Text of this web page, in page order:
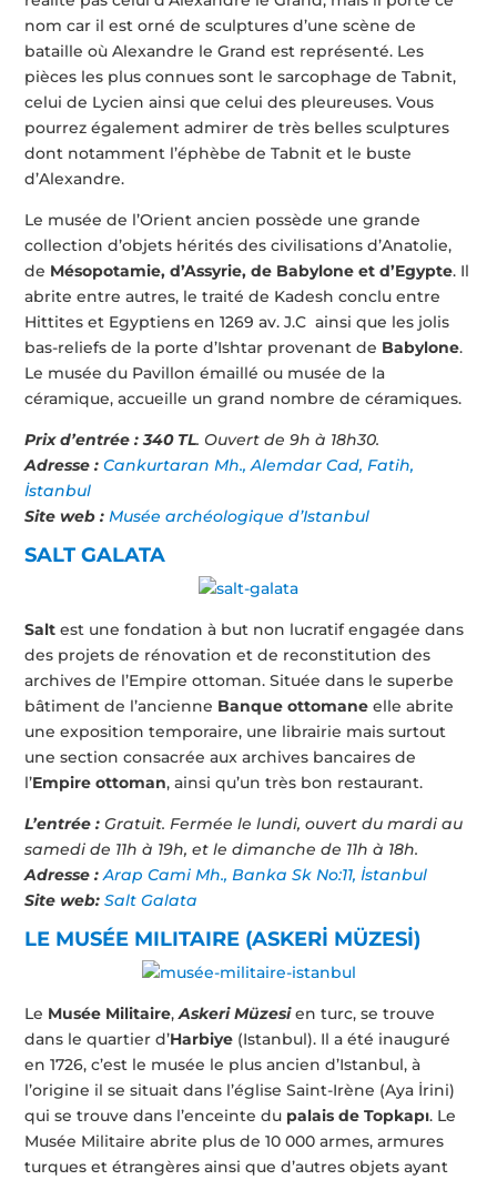
nom car il est orné de sculptures d’une scène de
bataille où Alexandre le Grand est représenté. Les
pièces les plus connues sont le sarcophage de Tabnit,
celui de Lycien ainsi que celui des pleureuses. Vous
pourrez également admirer de très belles sculptures
dont notamment l’éphèbe de Tabnit et le buste
d’Alexandre.
Le musée de l’Orient ancien possède une grande
collection d’objets hérités des civilisations d’Anatolie,
de Mésopotamie, d’Assyrie, de Babylone et d’Egypte. Il
abrite entre autres, le traité de Kadesh conclu entre
Hittites et Egyptiens en 1269 av. J.C ainsi que les jolis
bas-reliefs de la porte d’Ishtar provenant de Babylone.
Le musée du Pavillon émaillé ou musée de la
céramique, accueille un grand nombre de céramiques.
Prix d’entrée : 340 TL. Ouvert de 9h à 18h30.
Adresse : Cankurtaran Mh., Alemdar Cad, Fatih,
İstanbul
Site web : Musée archéologique d’Istanbul
SALT GALATA
Salt est une fondation à but non lucratif engagée dans
des projets de rénovation et de reconstitution des
archives de l’Empire ottoman. Située dans le superbe
bâtiment de l’ancienne Banque ottomane elle abrite
une exposition temporaire, une librairie mais surtout
une section consacrée aux archives bancaires de
l’Empire ottoman, ainsi qu’un très bon restaurant.
L’entrée : Gratuit. Fermée le lundi, ouvert du mardi au
samedi de 11h à 19h, et le dimanche de 11h à 18h.
Adresse :Arap Cami Mh., Banka Sk No:11, İstanbul
Site web:Salt Galata
LE MUSÉE MILITAIRE (ASKERİ MÜZESİ)
Le Musée Militaire,Askeri Müzesien turc, se trouve
dans le quartier d’Harbiye (Istanbul). Il a été inauguré
en 1726, c’est le musée le plus ancien d’Istanbul, à
l’origine il se situait dans l’église Saint-Irène (Aya İrini)
qui se trouve dans l’enceinte du palais de Topkapı. Le
Musée Militaire abrite plus de 10 000 armes, armures
turques et étrangères ainsi que d’autres objets ayant